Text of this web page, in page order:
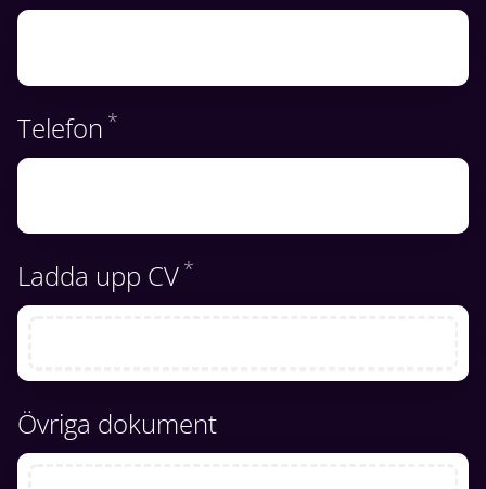
Telefon *
Ladda upp CV *
Övriga dokument